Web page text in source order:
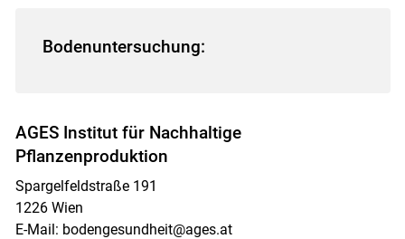
Bodenuntersuchung:
AGES Institut für Nachhaltige
Pflanzenproduktion
Spargelfeldstraße 191
1226 Wien
E-Mail: bodengesundheit@ages.at